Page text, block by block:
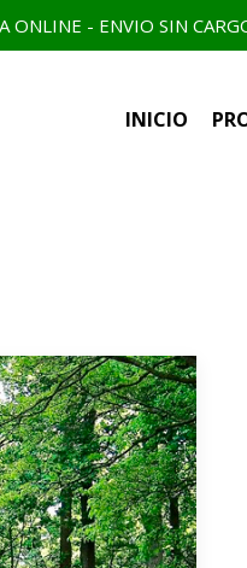
ONLINE - ENVIO SIN
INICIO